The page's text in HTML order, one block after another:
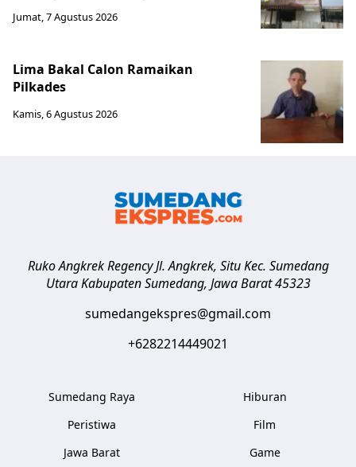
Jumat, 7 Agustus 2026
Lima Bakal Calon Ramaikan
Pilkades
Kamis, 6 Agustus 2026
Ruko Angkrek Regency Jl. Angkrek, Situ Kec. Sumedang
Utara Kabupaten Sumedang, Jawa Barat 45323
sumedangekspres@gmail.com
+6282214449021
Sumedang Raya
Peristiwa
Jawa Barat
Hiburan
Film
Game